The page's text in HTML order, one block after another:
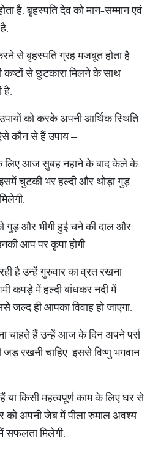
है. बृहस्पति देव को मान-सम्मान एवं
से बृहस्पति ग्रह मजबूत होता है.
से छुटकारा मिलने के साथ
है.
को करके अपनी आर्थिक स्थिति
कौन से हैं उपाय –
लिए आज सुबह नहाने के बाद केले के
चुटकी भर हल्दी और थोड़ा गुड़
गुड़ और भीगी हुई चने की दाल और
आप पर कृपा होगी.
है उन्हें गुरुवार का व्रत रखना
कपड़े में हल्दी बांधकर नदी में
जल्द ही आपका विवाह हो जाएगा.
चाहते हैं उन्हें आज के दिन अपने पर्स
रखनी चाहिए. इससे विष्णु भगवान
किसी महत्वपूर्ण काम के लिए घर से
को अपनी जेब में पीला रुमाल अवश्य
मिलेगी.